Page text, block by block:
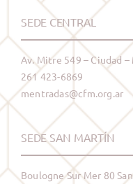
SEDE CENTRAL
Av. Mitre 549 – Ciudad –
261 423-6869
mentradas@cfm.org.ar
SEDE SAN MARTÍN
Boulogne Sur Mer 80